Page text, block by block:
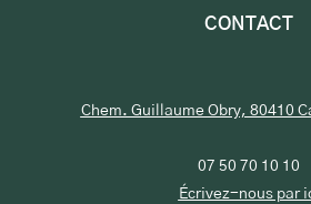
CONTACT
Chem. Guillaume Obry, 80410
07 50 70 10 10
Écrivez-nous par